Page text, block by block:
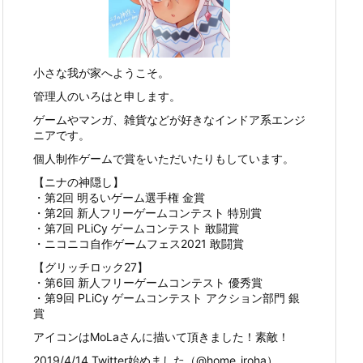
小さな我が家へようこそ。
管理人のいろはと申します。
ゲームやマンガ、雑貨などが好きなインドア系エンジ
ニアです。
個人制作ゲームで賞をいただいたりもしています。
【ニナの神隠し】
・第2回 明るいゲーム選手権 金賞
・第2回 新人フリーゲームコンテスト 特別賞
・第7回 PLiCy ゲームコンテスト 敢闘賞
・ニコニコ自作ゲームフェス2021 敢闘賞
【グリッチロック27】
・第6回 新人フリーゲームコンテスト 優秀賞
・第9回 PLiCy ゲームコンテスト アクション部門 銀
賞
アイコンはMoLaさんに描いて頂きました！素敵！
2019/4/14 Twitter始めました（@home_iroha）